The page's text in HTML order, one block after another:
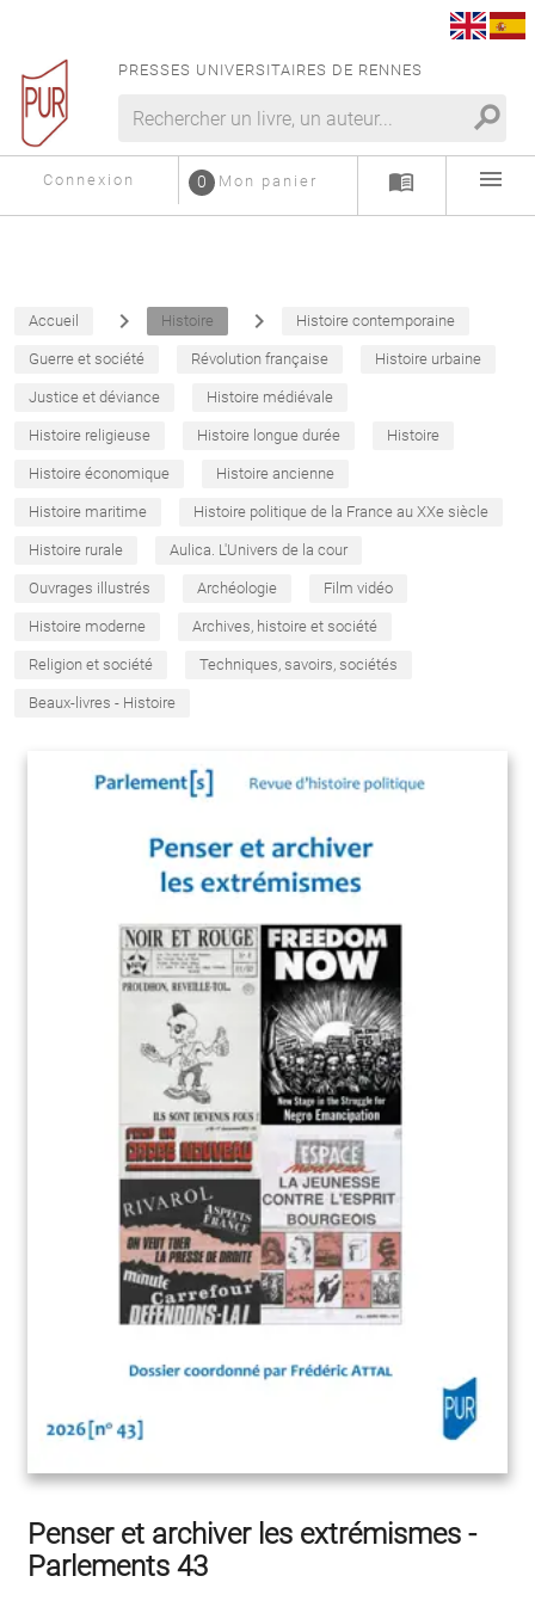
PRESSES UNIVERSITAIRES DE RENNES
search
Connexion Mon panier
0 menu_book menu
Accueil navigate_next Histoire navigate_next Histoire contemporaine
Guerre et société Révolution française Histoire urbaine
Justice et déviance Histoire médiévale
Histoire religieuse Histoire longue durée Histoire
Histoire économique Histoire ancienne
Histoire maritime Histoire politique de la France au XXe siècle
Histoire rurale Aulica. L'Univers de la cour
Ouvrages illustrés Archéologie Film vidéo
Histoire moderne Archives, histoire et société
Religion et société Techniques, savoirs, sociétés
Beaux-livres - Histoire
Penser et archiver les extrémismes -
Parlements 43